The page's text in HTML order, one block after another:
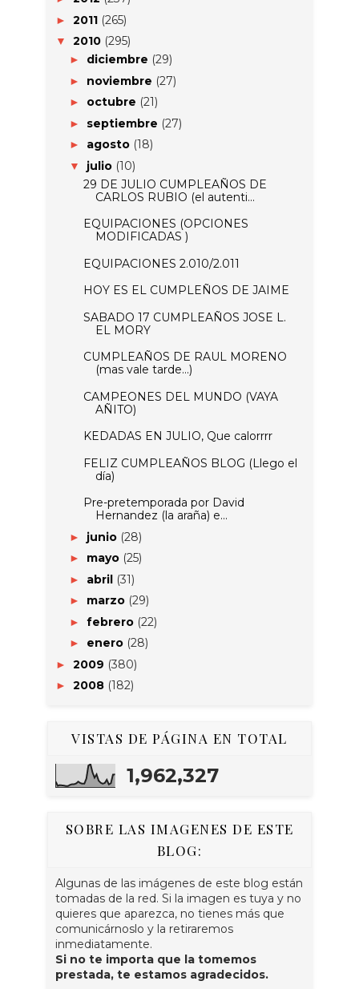
► 2011 (265)
▼ 2010 (295)
► diciembre (29)
► noviembre (27)
► octubre (21)
► septiembre (27)
► agosto (18)
▼ julio (10)
29 DE JULIO CUMPLEAÑOS DE
CARLOS RUBIO (el autenti...
EQUIPACIONES (OPCIONES
MODIFICADAS )
EQUIPACIONES 2.010/2.011
HOY ES EL CUMPLEÑOS DE JAIME
SABADO 17 CUMPLEAÑOS JOSE L.
EL MORY
CUMPLEAÑOS DE RAUL MORENO
(mas vale tarde...)
CAMPEONES DEL MUNDO (VAYA
AÑITO)
KEDADAS EN JULIO, Que calorrrr
FELIZ CUMPLEAÑOS BLOG (Llego el
día)
Pre-pretemporada‏ por David
Hernandez (la araña) e...
► junio (28)
► mayo (25)
► abril (31)
► marzo (29)
► febrero (22)
► enero (28)
► 2009 (380)
► 2008 (182)
VISTAS DE PÁGINA EN TOTAL
1,962,327
SOBRE LAS IMAGENES DE ESTE
BLOG:
Algunas de las imágenes de este blog están
tomadas de la red. Si la imagen es tuya y no
quieres que aparezca, no tienes más que
comunicárnoslo y la retiraremos
inmediatamente.
Si no te importa que la tomemos
prestada, te estamos agradecidos.